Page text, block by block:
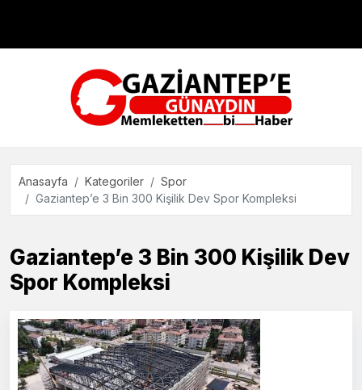
Teknoloji
Anasayfa Kategoriler
Spor
Gaziantep’e 3 Bin 300 Kişilik Dev Spor Kompleksi
Gaziantep’e 3 Bin 300 Kişilik Dev
Spor Kompleksi